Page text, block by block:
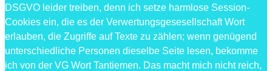
DSGVO leider treiben, denn ich setze harmlose Session-
Cookies ein, die es der Verwertungsgesesellschaft Wort
erlauben, die Zugriffe auf Texte zu zählen; wenn genügend
unterschiedliche Personen dieselbe Seite lesen, bekomme
ich von der VG Wort Tantiemen. Das macht mich nicht reich,